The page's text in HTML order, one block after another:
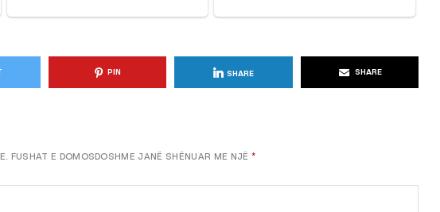
PIN SHARE SHARE
FUSHAT E DOMOSDOSHME JANË SHËNUAR ME NJË *